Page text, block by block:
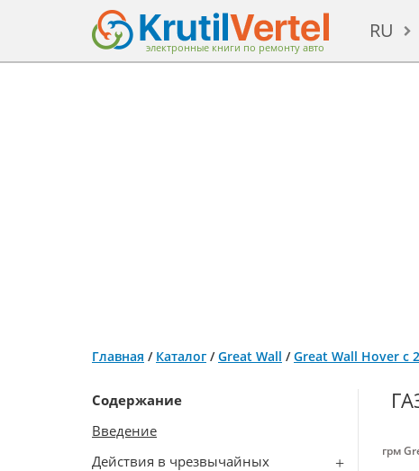
электронные книги по ремонту авто
RU
Главная / Каталог /Great Wall /Great Wall Hover с
Содержание
Введение
Действия в чрезвычайных
грм